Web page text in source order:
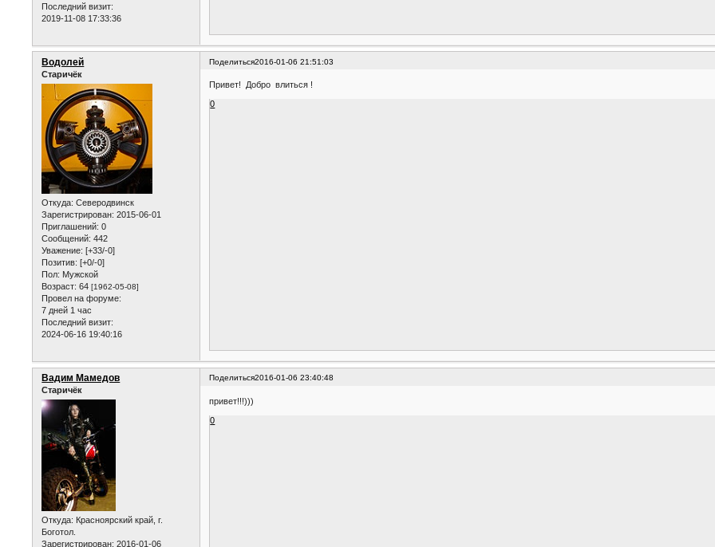
Последний визит:
2019-11-08 17:33:36
Поделиться2016-01-06 21:51:03
Водолей
Старичёк
Откуда: Северодвинск
Зарегистрирован: 2015-06-01
Приглашений: 0
Сообщений: 442
Уважение: [+33/-0]
Позитив: [+0/-0]
Пол: Мужской
Возраст: 64[1962-05-08]
Провел на форуме:
7 дней 1 час
Последний визит:
2024-06-16 19:40:16
Привет! Добро влиться !
0
Поделиться2016-01-06 23:40:48
Вадим Мамедов
Старичёк
Откуда: Красноярский край, г.
Боготол.
Зарегистрирован: 2016-01-06
привет!!!)))
0